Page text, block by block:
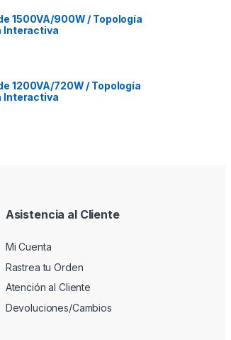
1500VA/900W / Topología
Interactiva
1200VA/720W / Topología
Interactiva
Asistencia al Cliente
Mi Cuenta
Rastrea tu Orden
Atención al Cliente
Devoluciones/Cambios